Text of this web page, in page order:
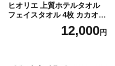
ヒオリエ 上質ホテルタオル
フェイスタオル 4枚 カカオ
【タオル 泉州タオル 吸水 普
段使い 無地 シンプル 日用品
12,000円